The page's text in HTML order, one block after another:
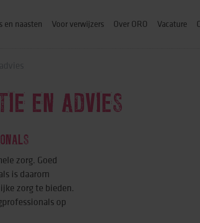
en naasten Voor verwijzers Over ORO Vacature
EN ADVIES
zorg. Goed
is daarom
zorg te bieden.
op